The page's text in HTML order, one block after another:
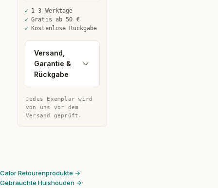
1–3 Werktage
Gratis ab 50 €
Kostenlose Rückgabe
Versand,
Garantie &
Rückgabe
Jedes Exemplar wird
von uns vor dem
Versand geprüft.
Calor Retourenprodukte →·
Gebrauchte Huishouden →·